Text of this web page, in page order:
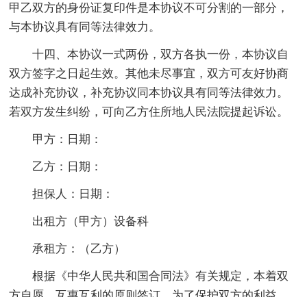
甲乙双方的身份证复印件是本协议不可分割的一部分，
与本协议具有同等法律效力。
十四、本协议一式两份，双方各执一份，本协议自
双方签字之日起生效。其他未尽事宜，双方可友好协商
达成补充协议，补充协议同本协议具有同等法律效力。
若双方发生纠纷，可向乙方住所地人民法院提起诉讼。
甲方：日期：
乙方：日期：
担保人：日期：
出租方（甲方）设备科
承租方：（乙方）
根据《中华人民共和国合同法》有关规定，本着双